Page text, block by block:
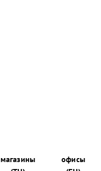
магазины
офисы